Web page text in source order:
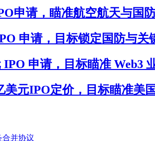
申请，瞄准航空航天与国
申请，目标锁定国防与关
申请，目标瞄准 Web3
元IPO定价，目标瞄准美
合并协议